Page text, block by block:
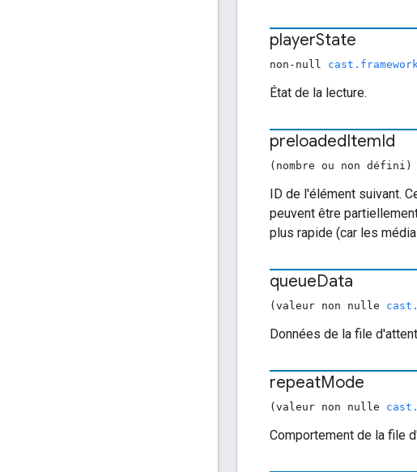
playerState
non-null
État de la lecture.
preloadedItemId
(nombre ou non défini)
ID de l'élément suivant.
peuvent être
plus rapide (car les
queueData
(valeur non nulle
Données de la file
repeatMode
(valeur non nulle
Comportement de la file